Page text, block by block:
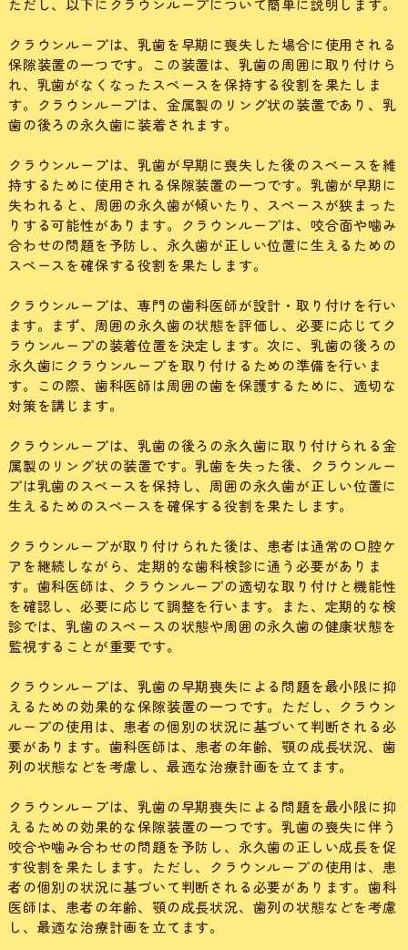
ただし、以下にクラウンループについて簡単に説明します。
クラウンループは、乳歯を早期に喪失した場合に使用される
保隙装置の一つです。この装置は、乳歯の周囲に取り付けら
れ、乳歯がなくなったスペースを保持する役割を果たしま
す。クラウンループは、金属製のリング状の装置であり、乳
歯の後ろの永久歯に装着されます。
クラウンループは、乳歯が早期に喪失した後のスペースを維
持するために使用される保隙装置の一つです。乳歯が早期に
失われると、周囲の永久歯が傾いたり、スペースが狭まった
りする可能性があります。クラウンループは、咬合面や噛み
合わせの問題を予防し、永久歯が正しい位置に生えるための
スペースを確保する役割を果たします。
クラウンループは、専門の歯科医師が設計・取り付けを行い
ます。まず、周囲の永久歯の状態を評価し、必要に応じてク
ラウンループの装着位置を決定します。次に、乳歯の後ろの
永久歯にクラウンループを取り付けるための準備を行いま
す。この際、歯科医師は周囲の歯を保護するために、適切な
対策を講じます。
クラウンループは、乳歯の後ろの永久歯に取り付けられる金
属製のリング状の装置です。乳歯を失った後、クラウンルー
プは乳歯のスペースを保持し、周囲の永久歯が正しい位置に
生えるためのスペースを確保する役割を果たします。
クラウンループが取り付けられた後は、患者は通常の口腔ケ
アを継続しながら、定期的な歯科検診に通う必要がありま
す。歯科医師は、クラウンループの適切な取り付けと機能性
を確認し、必要に応じて調整を行います。また、定期的な検
診では、乳歯のスペースの状態や周囲の永久歯の健康状態を
監視することが重要です。
クラウンループは、乳歯の早期喪失による問題を最小限に抑
えるための効果的な保隙装置の一つです。ただし、クラウン
ループの使用は、患者の個別の状況に基づいて判断される必
要があります。歯科医師は、患者の年齢、顎の成長状況、歯
列の状態などを考慮し、最適な治療計画を立てます。
クラウンループは、乳歯の早期喪失による問題を最小限に抑
えるための効果的な保隙装置の一つです。乳歯の喪失に伴う
咬合や噛み合わせの問題を予防し、永久歯の正しい成長を促
す役割を果たします。ただし、クラウンループの使用は、患
者の個別の状況に基づいて判断される必要があります。歯科
医師は、患者の年齢、顎の成長状況、歯列の状態などを考慮
し、最適な治療計画を立てます。